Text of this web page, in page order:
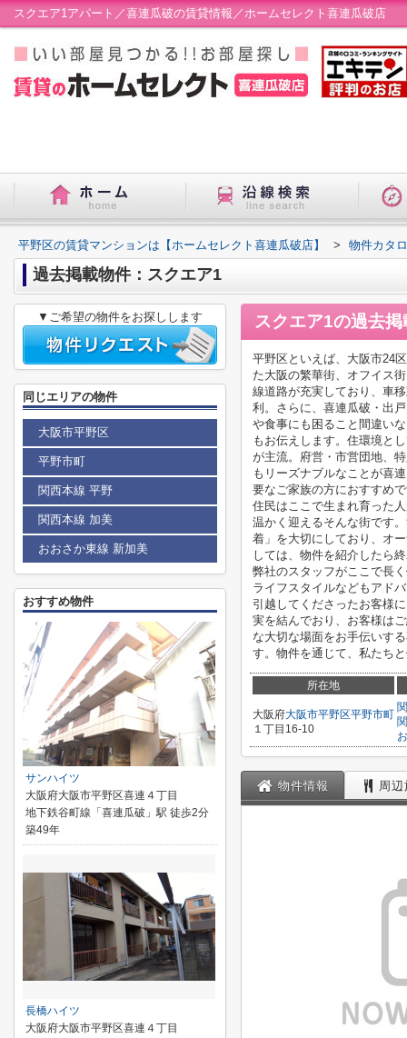
スクエア1アパート／喜連瓜破の賃貸情報／ホームセレクト喜連瓜破店
平野区の賃貸マンションは【ホームセレクト喜連瓜破店】 > 物件カタ
過去掲載物件：スクエア1
スクエア1の過去
平野区といえば、大阪市24
た大阪の繁華街、オフイス
線道路が充実しており、車
利。さらに、喜連瓜破・出
や食事にも困ること間違い
もお伝えします。住環境と
が主流。府営・市営団地、
もリーズナブルなことが喜
要なご家族の方におすすめ
住民はここで生まれ育った
温かく迎えるそんな街です
着」を大切にしており、オ
しては、物件を紹介したら
弊社のスタッフがここで長
ライフスタイルなどもアド
引越してくださったお客様
実を結んでおり、お客様は
な大切な場面をお手伝いす
す。物件を通じて、私たち
所在地
大阪府大阪市平野区平野市町
１丁目16-10
物件情報 周
▼ご希望の物件をお探しします
同じエリアの物件
大阪市平野区
平野市町
関西本線 平野
関西本線 加美
おおさか東線 新加美
おすすめ物件
サンハイツ
大阪府大阪市平野区喜連４丁目
地下鉄谷町線「喜連瓜破」駅 徒歩2分
築49年
長橋ハイツ
大阪府大阪市平野区喜連４丁目